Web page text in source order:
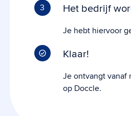
3
Het bedrijf
Je hebt hiervoor
Klaar!
Je ontvangt vanaf
op Doccle.